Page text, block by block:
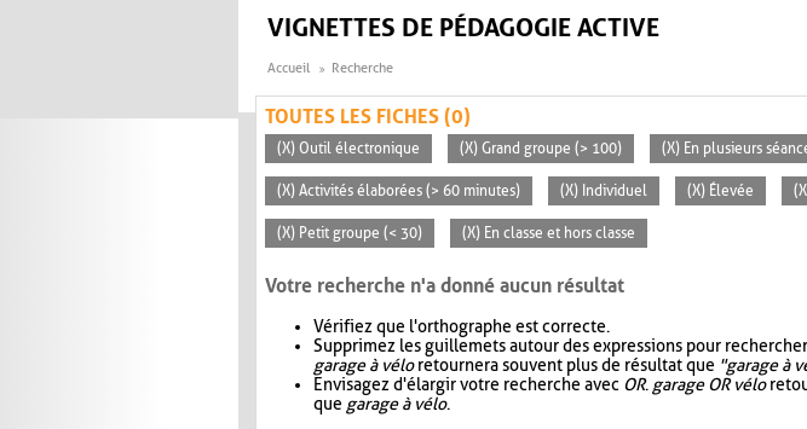
VIGNETTES DE PÉDAGOGIE ACTIVE
Accueil Recherche
TOUTES LES FICHES (0)
(X) Outil électronique (X) Grand groupe (> 100) (X) En plusieurs
(X) Activités élaborées (> 60 minutes) (X) Individuel (X) Élevée
(X) Petit groupe (< 30) (X) En classe et hors classe
Votre recherche n'a donné aucun résultat
Vérifiez que l'orthographe est correcte.
Supprimez les guillemets autour des expressions pour
garage à véloretournera souvent plus de résultat que "garage à
Envisagez d'élargir votre recherche avec OR. garage OR vélo
que garage à vélo.